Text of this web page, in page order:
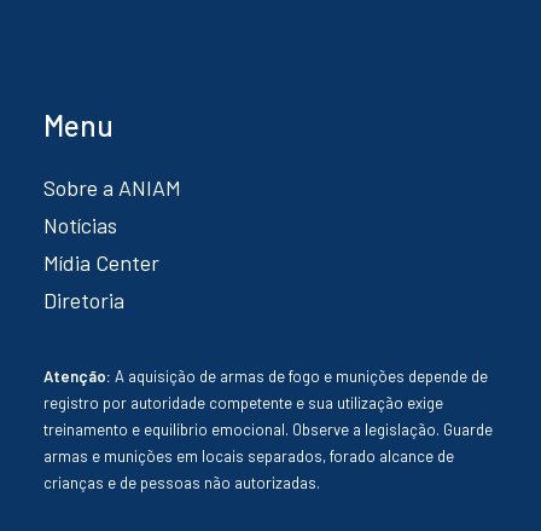
Menu
Sobre a ANIAM
Notícias
Mídia Center
Diretoria
Atenção: A aquisição de armas de fogo e munições depende de
registro por autoridade competente e sua utilização exige
treinamento e equilíbrio emocional. Observe a legislação. Guarde
armas e munições em locais separados, forado alcance de
crianças e de pessoas não autorizadas.